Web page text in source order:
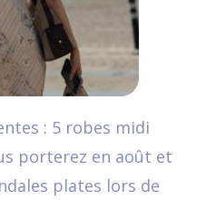
: 5 robes midi
porterez en août et
plates lors de